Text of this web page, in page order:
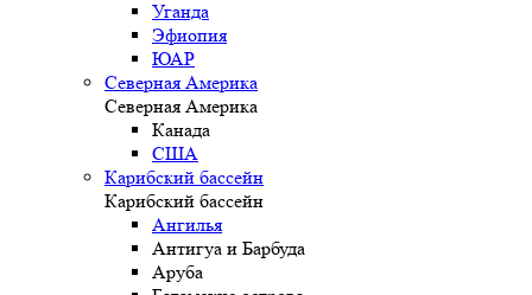
Уганда
Эфиопия
ЮАР
Северная Америка
Северная Америка
Канада
США
Карибский бассейн
Карибский бассейн
Ангилья
Антигуа и Барбуда
Аруба